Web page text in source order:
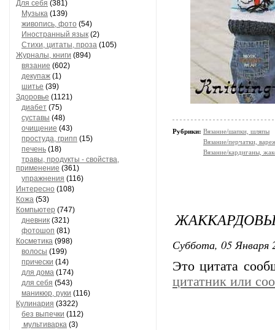
Для себя (381)
Музыка (139)
живопись, фото (54)
Иностранный язык (2)
Стихи, цитаты, проза (105)
Журналы, книги (894)
вязание (602)
декупаж (1)
шитье (39)
Здоровье (1121)
диабет (75)
суставы (48)
очищение (43)
простуда, грипп (15)
печень (18)
травы, продукты - свойства,
применение (361)
упражнения (116)
Интересно (108)
Кожа (53)
Компьютер (747)
дневник (321)
фотошоп (81)
Косметика (998)
волосы (199)
прически (14)
для дома (174)
для себя (543)
маникюр, руки (116)
Кулинария (3322)
без выпечки (112)
мультиварка (3)
Рубрики: Вязание/шапки, шляпы
Вязание/перчатки,
Вязание/кардиганы,
Суббота, 05 Января
Это цитата
цитатник или